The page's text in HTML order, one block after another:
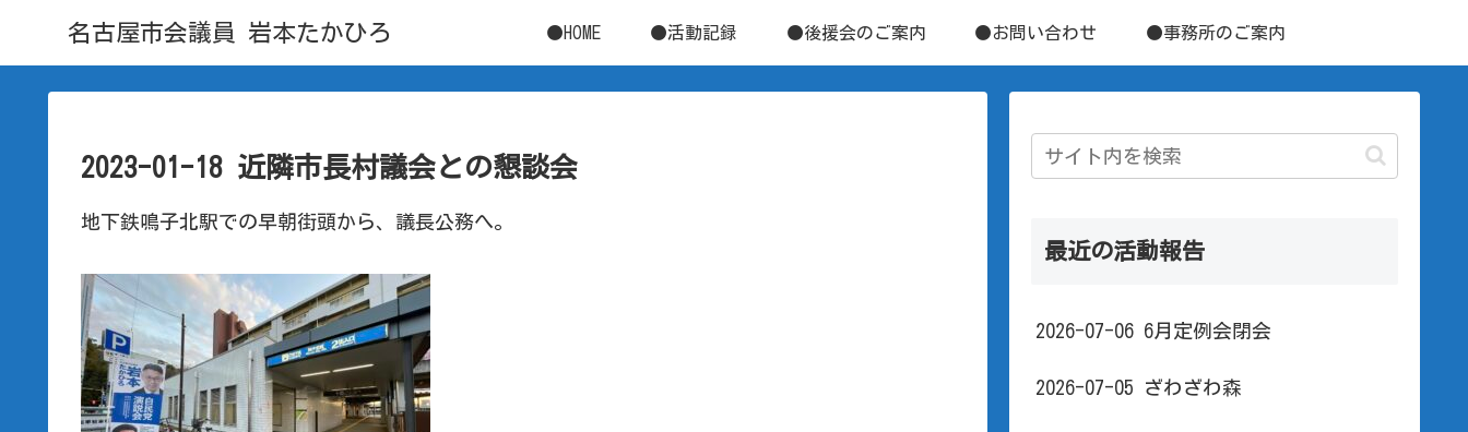
名古屋市会議員 岩本たかひろ ●HOME ●活動記録 ●後援会のご案内 ●お問い合わせ ●事務所のご案内
2023-01-18 近隣市長村議会との懇談会
地下鉄鳴子北駅での早朝街頭から、議長公務へ。
最近の活動報告
2026-07-06 6月定例会閉会
2026-07-05 ざわざわ森